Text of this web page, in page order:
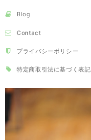
Blog
Contact
プライバシーポリシー
特定商取引法に基づく表記